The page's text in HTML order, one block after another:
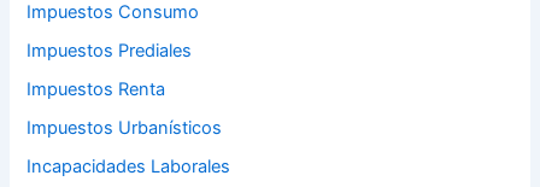
Impuestos Consumo
Impuestos Prediales
Impuestos Renta
Impuestos Urbanísticos
Incapacidades Laborales